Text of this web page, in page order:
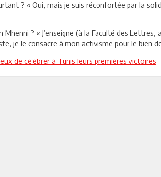
? « Oui, mais je suis réconfortée par la
Mhenni ? « J’enseigne (à la Faculté des
je le consacre à mon activisme pour le bien
de célébrer à Tunis leurs premières victoires